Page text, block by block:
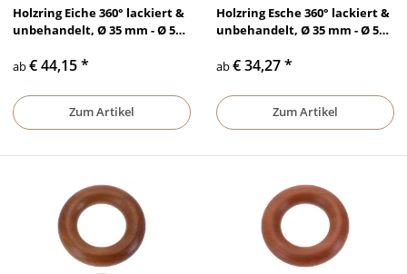
Holzring Eiche 360° lackiert &
unbehandelt, Ø 35 mm - Ø 50
ab€ 44,15*
Zum Artikel
Holzring Esche 360° lackiert &
unbehandelt, Ø 35 mm - Ø 50
ab€ 34,27*
Zum Artikel